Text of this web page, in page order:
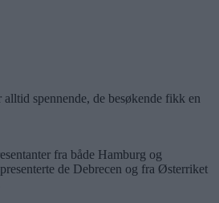
spennende, de besøkende fikk en
fra både Hamburg og
de Debrecen og fra Østerriket